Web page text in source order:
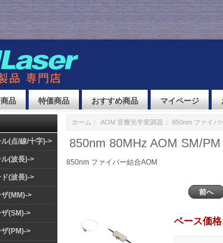
品 特価商品 おすすめ商品 マイページ
(点/線/十字)->
(波長)->
(波長)->
(MM)->
(SM)->
(PM)->
ホーム :: AOM 音響光学変調器 :: 850nm ファイバ
850nm 80MHz AOM SM/
850nm ファイバー結合AOM
前へ
ベース価